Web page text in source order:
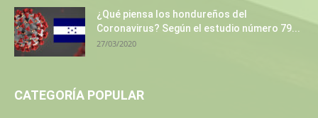
¿Qué piensa los hondureños del
Coronavirus? Según el estudio número 79...
27/03/2020
CATEGORÍA POPULAR